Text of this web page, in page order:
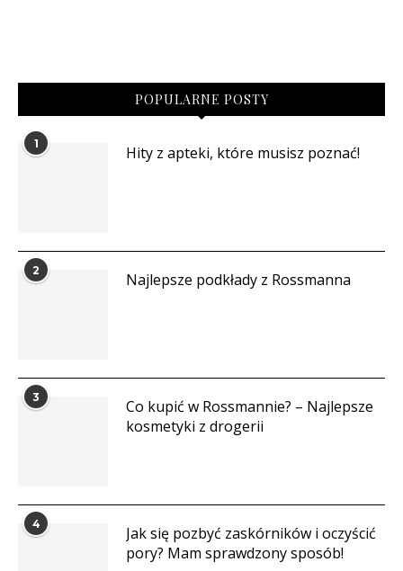
POPULARNE POSTY
1 Hity z apteki, które musisz poznać!
2 Najlepsze podkłady z Rossmanna
3
Co kupić w Rossmannie? – Najlepsze
kosmetyki z drogerii
4
Jak się pozbyć zaskórników i oczyścić
pory? Mam sprawdzony sposób!